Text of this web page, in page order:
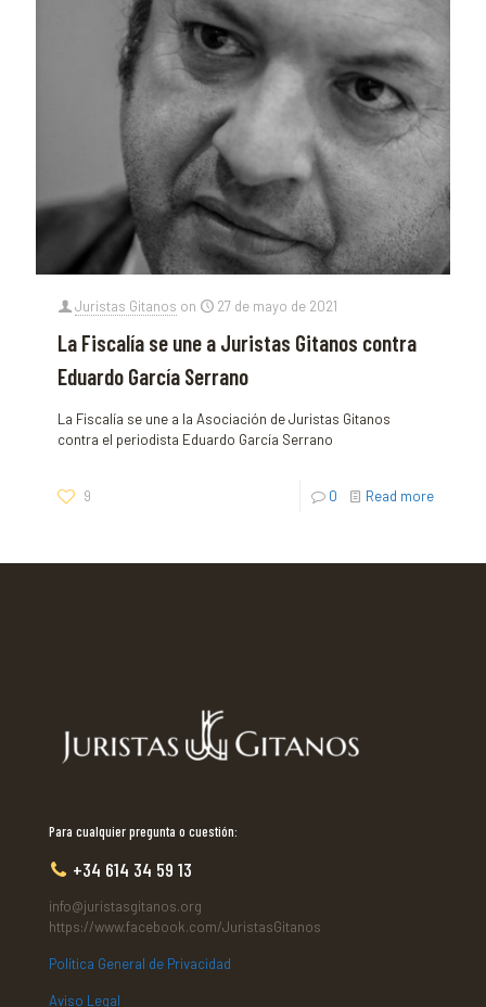
Juristas Gitanos on 27 de mayo de 2021
La Fiscalía se une a Juristas Gitanos contra
Eduardo García Serrano
La Fiscalía se une a la Asociación de Juristas Gitanos
contra el periodista Eduardo García Serrano
9 0 Read more
Para cualquier pregunta o cuestión:
+34 614 34 59 13
info@juristasgitanos.org
https://www.facebook.com/JuristasGitanos
Política General de Privacidad
Aviso Legal